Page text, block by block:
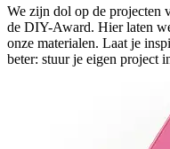
We zijn dol op de projecten
de DIY-Award. Hier laten
onze materialen. Laat je
beter: stuur je eigen project